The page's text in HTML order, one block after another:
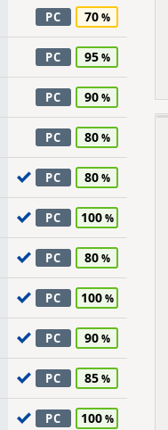
PC 70
PC 95
PC 90
PC 80
PC 80
PC 100
PC 80
PC 100
PC 90
PC 85
PC 100